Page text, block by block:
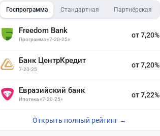
Госпрограмма Стандартная Партнёрская
Freedom Bank
Программа «7-20-25»
от 7,20%
Банк ЦентрКредит
7-20-25
от 7,20%
Евразийский банк
Ипотека «7-20-25»
от 7,22%
Открыть полный рейтинг →